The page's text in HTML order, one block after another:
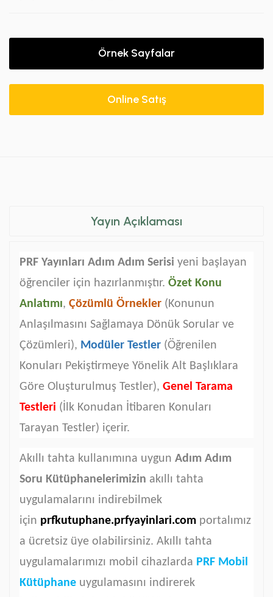
Örnek Sayfalar
Online Satış
Yayın Açıklaması
PRF Yayınları Adım Adım Serisi yeni başlayan
öğrenciler için hazırlanmıştır. Özet Konu
Anlatımı, Çözümlü Örnekler (Konunun
Anlaşılmasını Sağlamaya Dönük Sorular ve
Çözümleri), Modüler Testler (Öğrenilen
Konuları Pekiştirmeye Yönelik Alt Başlıklara
Göre Oluşturulmuş Testler), Genel Tarama
Testleri (İlk Konudan İtibaren Konuları
Tarayan Testler) içerir.
Akıllı tahta kullanımına uygun Adım Adım
Soru Kütüphanelerimizin akıllı tahta
uygulamalarını indirebilmek
için prfkutuphane.prfyayinlari.com portalımız
a ücretsiz üye olabilirsiniz. Akıllı tahta
uygulamalarımızı mobil cihazlarda PRF Mobil
Kütüphane uygulamasını indirerek